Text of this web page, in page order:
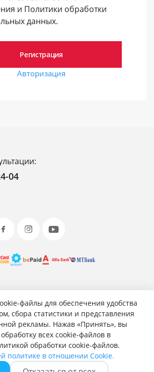
файлы для обеспечения удобства
сбора статистики и представления
рекламы. Нажав «Принять», вы
всех cookie-файлов в
обработки cookie-файлов.
политике в отношении Cookie.
и Политики обработки
данных.
Авторизация
04
«1С-Битрикс». Работает на 1С-
сайтом.
персональных данных
персональных данных
данных
сайта